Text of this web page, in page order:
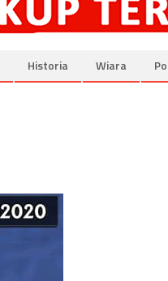
Historia Wiara